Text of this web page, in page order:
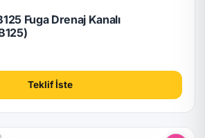
Fuga Drenaj Kanalı
Teklif İste